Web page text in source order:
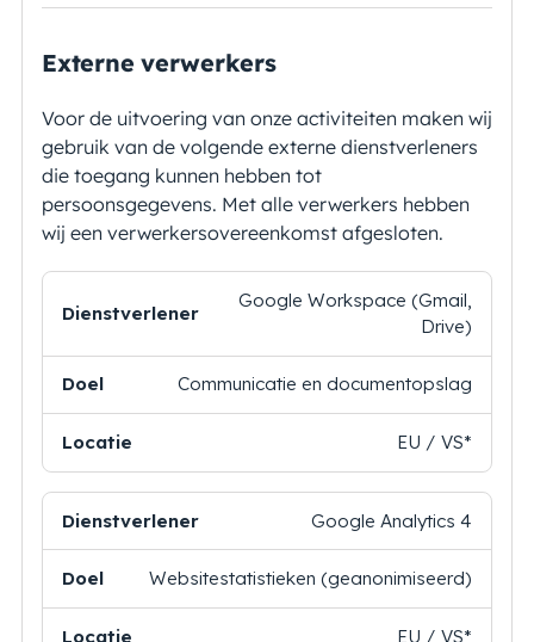
Externe verwerkers
Voor de uitvoering van onze activiteiten maken wij
gebruik van de volgende externe dienstverleners
die toegang kunnen hebben tot
persoonsgegevens. Met alle verwerkers hebben
wij een verwerkersovereenkomst afgesloten.
Doel Locatie
Google Workspace (Gmail,
Drive)
Communicatie en documentopslag
EU / VS*
Google Analytics 4
Websitestatistieken (geanonimiseerd)
EU / VS*